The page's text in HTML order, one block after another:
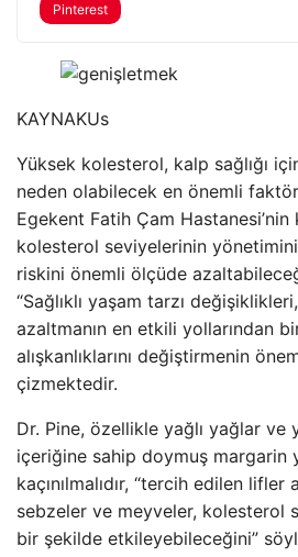
Pinterest
KAYNAKUs
Yüksek kolesterol, kalp sağlığı
neden olabilecek en önemli
Egekent Fatih Çam Hastanesi’nin
kolesterol seviyelerinin
riskini önemli ölçüde
“Sağlıklı yaşam tarzı
azaltmanın en etkili yollarından
alışkanlıklarını değiştirmenin
çizmektedir.
Dr. Pine, özellikle yağlı yağlar ve
içeriğine sahip doymuş margarin
kaçınılmalıdır, “tercih edilen lifler
sebzeler ve meyveler, kolesterol
bir şekilde etkileyebileceğini”